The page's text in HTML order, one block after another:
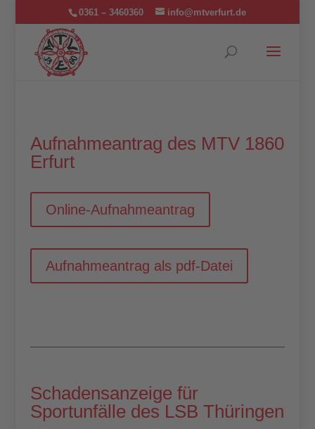
0361 – 3460360 info@mtverfurt.de
Aufnahmeantrag des MTV 1860
Erfurt
Online-Aufnahmeantrag
Aufnahmeantrag als pdf-Datei
Schadensanzeige für
Sportunfälle des LSB Thüringen